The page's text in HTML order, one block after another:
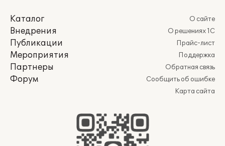
Каталог
Внедрения
Публикации
Мероприятия
Партнеры
Форум
О сайте
О решениях 1С
Прайс-лист
Поддержка
Обратная связь
Сообщить об ошибке
Карта сайта